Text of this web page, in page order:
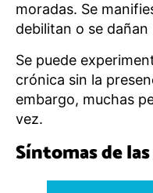
moradas. Se
debilitan o se dañan
Se puede
crónica sin la
embargo, muchas
vez.
Síntomas de